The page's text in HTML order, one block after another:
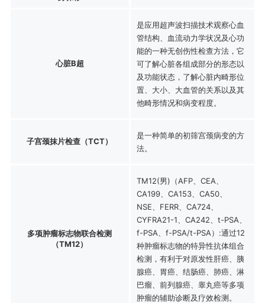
心脏B超
是应用超声波扫描技术观察心血
管结构、血流动力学状况及心功
能的一种无创伤性检查方法，它
可了解心脏各组成部分的形态以
及功能状态，了解心脏内畸形位
置、大小、大血管的关系以及其
他畸形情况和病变程度。
子宫颈抹片检查（TCT）
是一种简单的初筛宫颈病变的方
法。
多项肿瘤标志物联合检测
（TM12）
TM12(男)（AFP、CEA、
CA199、CA153、CA50、
NSE、FERR、CA724、
CYFRA21-1、CA242、t-PSA、
f-PSA、f-PSA/t-PSA）:通过12
种肿瘤标志物的特异性抗体组合
检测，有利于对原发性肝癌、胰
腺癌、胃癌、结肠癌、肺癌、淋
巴瘤、前列腺癌、睾丸癌等多项
肿瘤的辅助诊断及疗效检测。